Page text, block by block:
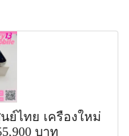
นย์ไทย เครื่องใหม่
บาท